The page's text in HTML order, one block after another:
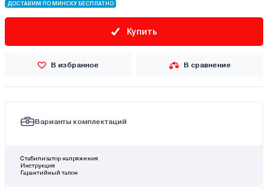
ДОСТАВИМ ПО МИНСКУ БЕСПЛАТНО
Купить
В избранное В сравнение
Варианты комплектаций
Стабилизатор напряжения
Инструкция
Гарантийный талон